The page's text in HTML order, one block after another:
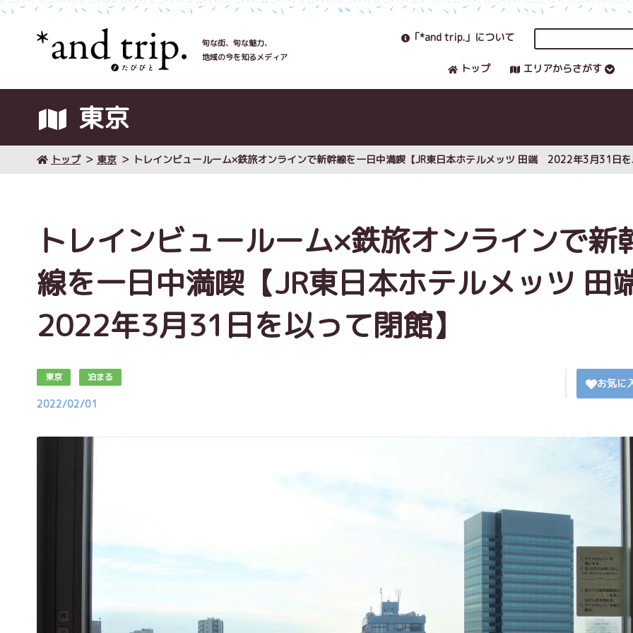
旬な街、旬な魅力、
地域の今を知るメディア
「*and trip.」について
トップ エリアからさがす
東京
トップ 東京 トレインビュールーム×鉄旅オンラインで新幹線を一日中満喫【JR東日本ホテルメッツ 田端 2022年3月31日
トレインビュールーム×鉄旅オンラインで新
線を一日中満喫【JR東日本ホテルメッツ
2022年3月31日を以って閉館】
東京 泊まる
2022/02/01
お気に